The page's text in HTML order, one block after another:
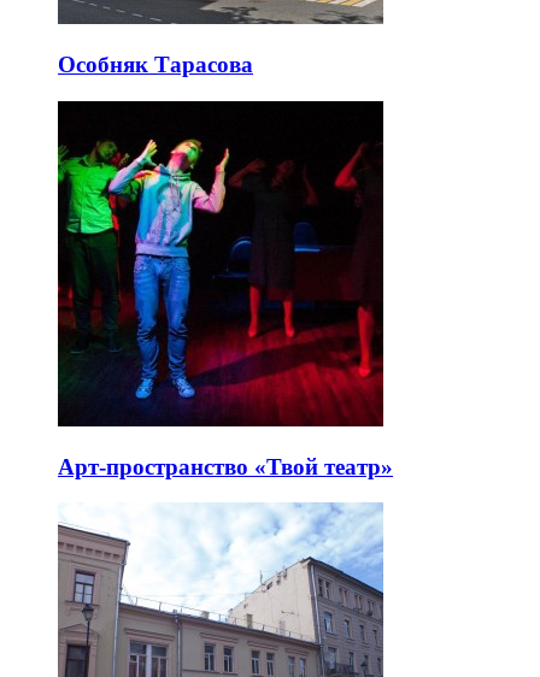
Особняк Тарасова
Арт-пространство «Твой театр»